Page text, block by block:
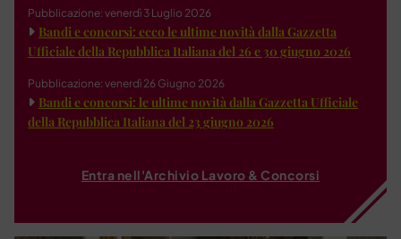
Pubblicazione: venerdì 3 Luglio 2026
Bandi e concorsi: ecco le ultime novità dalla Gazzetta
Ufficiale della Repubblica Italiana del 26 e 30 giugno 2026
Pubblicazione: venerdì 26 Giugno 2026
Bandi e concorsi: le ultime novità dalla Gazzetta Ufficiale
della Repubblica Italiana del 23 giugno 2026
Entra nell'Archivio Lavoro & Concorsi